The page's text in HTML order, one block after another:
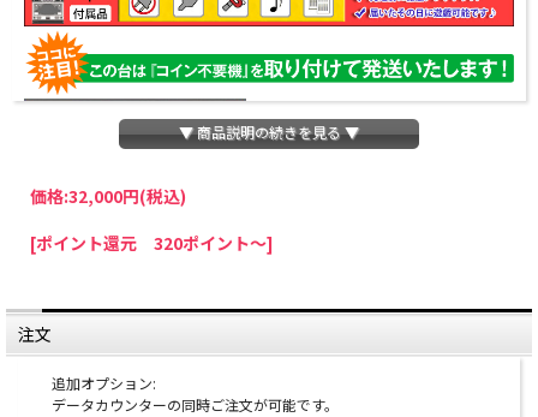
パチスロわっしょいでは、全ての台に「コイン不要機」を無料で取り付けて発送さ
せていただいております。コイン不要機をご利用になられますと、コインが必要な
ていただきましたら、ご注文価格より2000円引きいたします。
※在庫切れの台でも入荷している場合がありますので、電話かメールにてお問い合
わせ下さい。
▼ 商品説明の続きを見る ▼
価格:32,000円(税込)
[ポイント還元 320ポイント～]
注文
追加オプション:
データカウンターの同時ご注文が可能です。